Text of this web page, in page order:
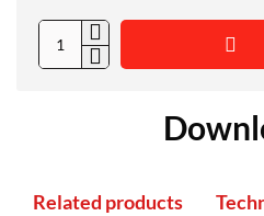
Related products